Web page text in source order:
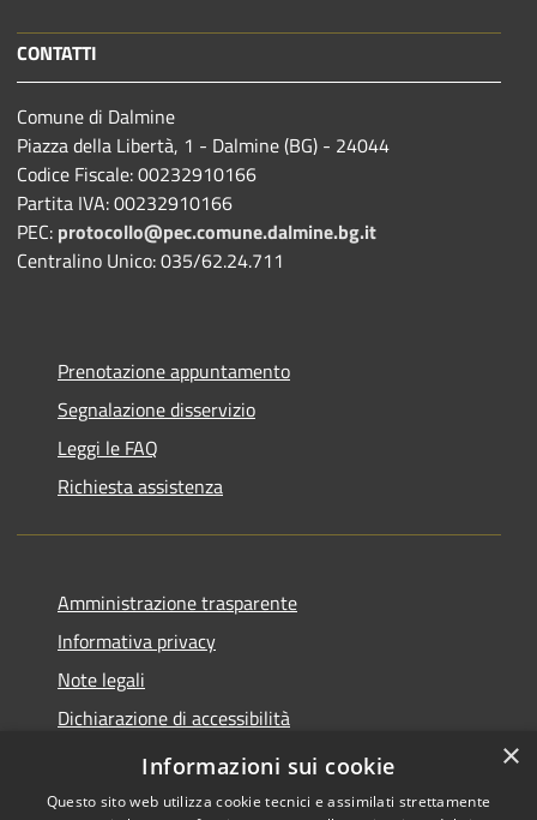
CONTATTI
Comune di Dalmine
Piazza della Libertà, 1 - Dalmine (BG) - 24044
Codice Fiscale: 00232910166
Partita IVA: 00232910166
PEC: protocollo@pec.comune.dalmine.bg.it
Centralino Unico: 035/62.24.711
Prenotazione appuntamento
Segnalazione disservizio
Leggi le FAQ
Richiesta assistenza
Amministrazione trasparente
Informativa privacy
Note legali
Dichiarazione di accessibilità
Piano di miglioramento del sito
×
Informazioni sui cookie
Questo sito web utilizza cookie tecnici e assimilati strettamente